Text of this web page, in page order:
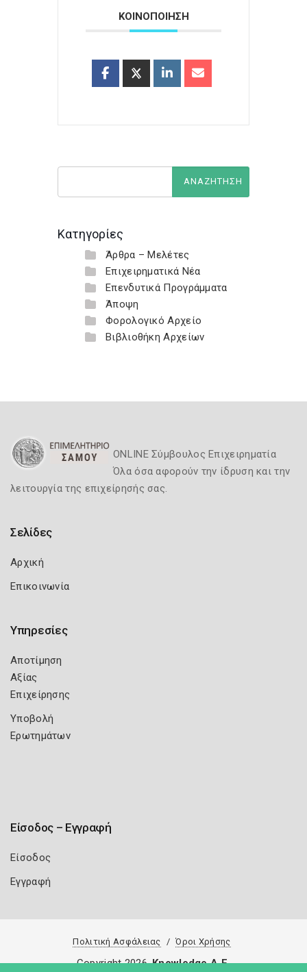
ΚΟΙΝΟΠΟΙΗΣΗ
Κατηγορίες
Άρθρα – Μελέτες
Επιχειρηματικά Νέα
Επενδυτικά Προγράμματα
Άποψη
Φορολογικό Αρχείο
Βιβλιοθήκη Αρχείων
ONLINE Σύμβουλος Επιχειρηματία
Όλα όσα αφορούν την ίδρυση και την
λειτουργία της επιχείρησής σας.
Σελίδες
Αρχική
Επικοινωνία
Υπηρεσίες
Αποτίμηση
Αξίας
Επιχείρησης
Υποβολή
Ερωτημάτων
Είσοδος – Εγγραφή
Είσοδος
Εγγραφή
Πολιτική Ασφάλειας Όροι Χρήσης
Copyright 2026 Knowledge A.E.